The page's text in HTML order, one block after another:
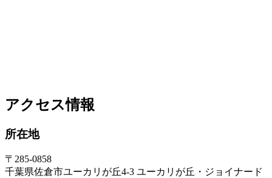
アクセス情報
所在地
〒285-0858
千葉県佐倉市ユーカリが丘4-3 ユーカリが丘・ジョイナード